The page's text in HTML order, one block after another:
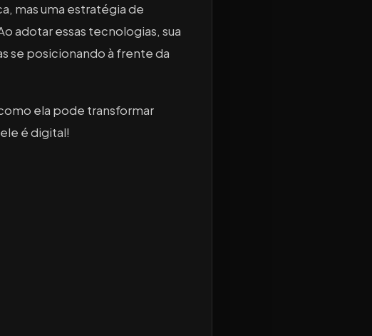
mas uma estratégia de
adotar essas tecnologias, sua
se posicionando à frente da
ela pode transformar
é digital!